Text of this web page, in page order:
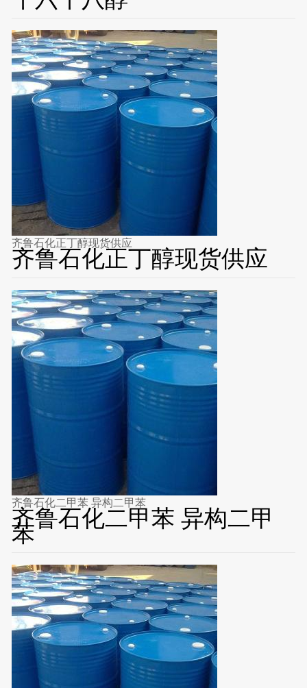
齐鲁石化正丁醇现货供应
齐鲁石化正丁醇现货供应
齐鲁石化二甲苯 异构二甲苯
齐鲁石化二甲苯 异构二甲
苯